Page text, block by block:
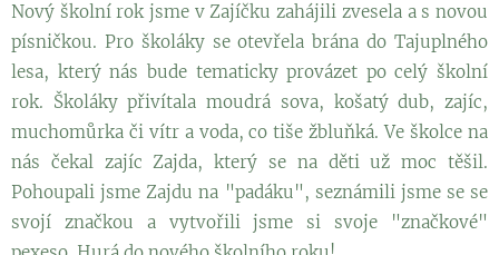
Nový školní rok jsme v Zajíčku zahájili zvesela a s novou
písničkou. Pro školáky se otevřela brána do Tajuplného
lesa, který nás bude tematicky provázet po celý školní
rok. Školáky přivítala moudrá sova, košatý dub, zajíc,
muchomůrka či vítr a voda, co tiše žbluňká. Ve školce na
nás čekal zajíc Zajda, který se na děti už moc těšil.
Pohoupali jsme Zajdu na "padáku", seznámili jsme se se
svojí značkou a vytvořili jsme si svoje "značkové"